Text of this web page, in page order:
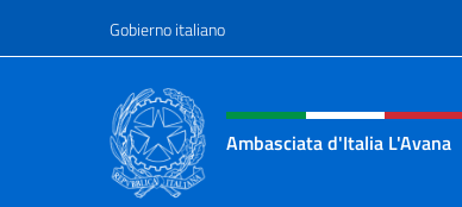
Gobierno italiano
Encabezado del sitio
Ambasciata d'Italia L'Avana